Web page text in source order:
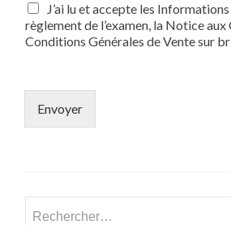
J’ai lu et accepte les
règlement de l’examen, la Notice aux
Conditions Générales de Vente sur
Envoyer